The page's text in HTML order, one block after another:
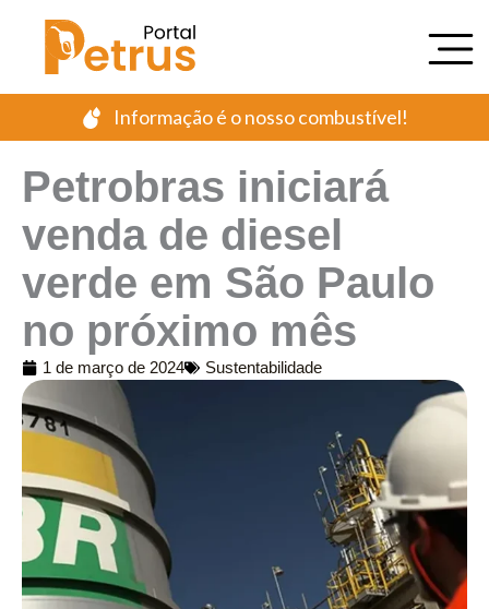
Informação é o nosso combustível!
Petrobras iniciará
venda de diesel
verde em São Paulo
no próximo mês
1 de março de 2024 Sustentabilidade